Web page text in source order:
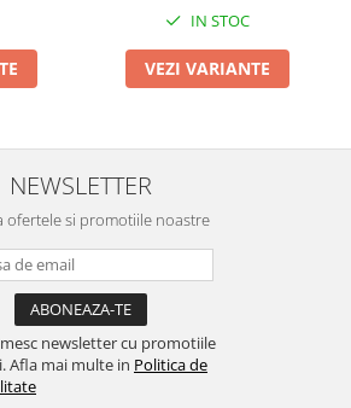
IN STOC
VEZI VARIANTE
NEWSLETTER
ofertele si promotiile noastre
newsletter cu promotiile
Afla mai multe in Politica de